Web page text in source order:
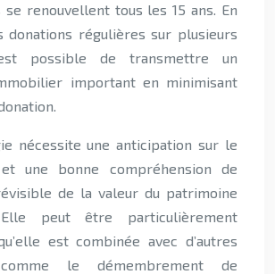
se renouvellent tous les 15 ans. En
donations régulières sur plusieurs
possible de transmettre un
important en minimisant
nécessite une anticipation sur le
une bonne compréhension de
de la valeur du patrimoine
peut être particulièrement
est combinée avec d’autres
le démembrement de